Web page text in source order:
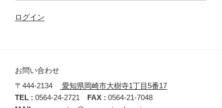
イ
ログイン
お問い合わせ
〒444-2134
愛知県岡崎市大樹寺1丁目5番17
TEL : 0564-24-2721 FAX : 0564-21-7048